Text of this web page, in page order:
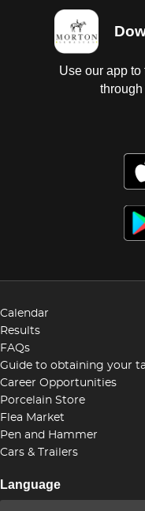
Use our app
Calendar
Results
FAQs
Guide to obtaining your
Career Opportunities
Porcelain Store
Flea Market
Pen and Hammer
Cars & Trailers
Language